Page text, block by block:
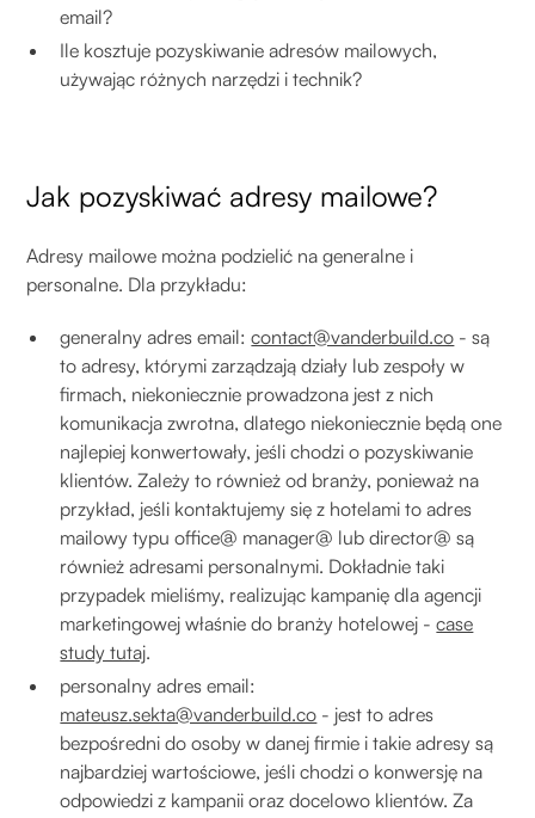
email?
Ile kosztuje pozyskiwanie adresów mailowych,
używając różnych narzędzi i technik?
Jak pozyskiwać adresy mailowe?
Adresy mailowe można podzielić na generalne i
personalne. Dla przykładu:
generalny adres email:contact@vanderbuild.co - są
to adresy, którymi zarządzają działy lub zespoły w
firmach, niekoniecznie prowadzona jest z nich
komunikacja zwrotna, dlatego niekoniecznie będą one
najlepiej konwertowały, jeśli chodzi o pozyskiwanie
klientów. Zależy to również od branży, ponieważ na
przykład, jeśli kontaktujemy się z hotelami to adres
mailowy typu office@ manager@ lub director@ są
również adresami personalnymi. Dokładnie taki
przypadek mieliśmy, realizując kampanię dla agencji
marketingowej właśnie do branży hotelowej -case
study tutaj.
personalny adres email:
mateusz.sekta@vanderbuild.co - jest to adres
bezpośredni do osoby w danej firmie i takie adresy są
najbardziej wartościowe, jeśli chodzi o konwersję na
odpowiedzi z kampanii oraz docelowo klientów. Za